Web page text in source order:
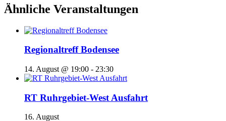
Ähnliche Veranstaltungen
Regionaltreff Bodensee
14. August @ 19:00 - 23:30
RT Ruhrgebiet-West Ausfahrt
16. August